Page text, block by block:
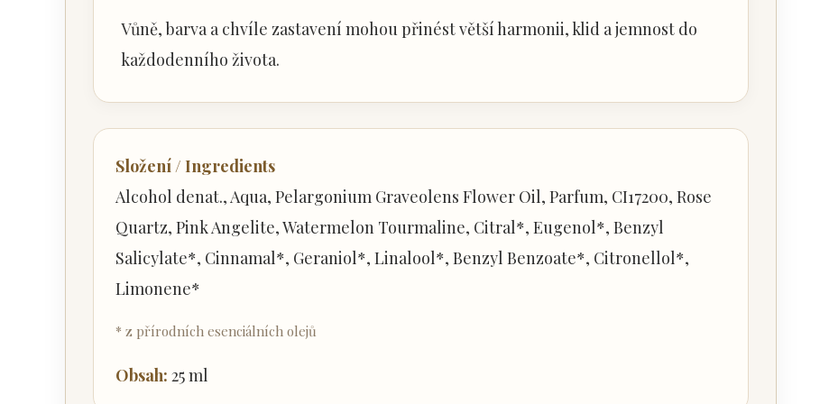
Vůně, barva a chvíle zastavení mohou přinést větší harmonii, klid a jemnost do
každodenního života.
Složení / Ingredients
Alcohol denat., Aqua, Pelargonium Graveolens Flower Oil, Parfum, CI17200, Rose
Quartz, Pink Angelite, Watermelon Tourmaline, Citral*, Eugenol*, Benzyl
Salicylate*, Cinnamal*, Geraniol*, Linalool*, Benzyl Benzoate*, Citronellol*,
Limonene*
* z přírodních esenciálních olejů
Obsah: 25 ml